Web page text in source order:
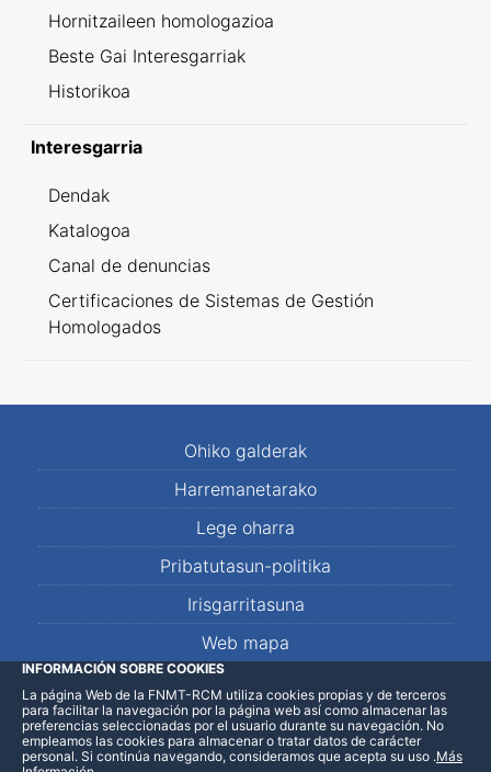
Hornitzaileen homologazioa
Beste Gai Interesgarriak
Historikoa
Interesgarria
Dendak
Katalogoa
Canal de denuncias
Certificaciones de Sistemas de Gestión
Homologados
Ohiko galderak
Harremanetarako
Lege oharra
Pribatutasun-politika
Irisgarritasuna
Web mapa
LinkedInFacebookWhatsApp
INFORMACIÓN SOBRE COOKIES
La página Web de la FNMT-RCM utiliza cookies propias y de terceros
para facilitar la navegación por la página web así como almacenar las
preferencias seleccionadas por el usuario durante su navegación. No
empleamos las cookies para almacenar o tratar datos de carácter
personal. Si continúa navegando, consideramos que acepta su uso .Más